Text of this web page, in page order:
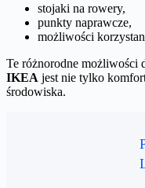
stojaki na rowery,
punkty naprawcze,
możliwości
Te różnorodne możliwości
IKEA jest nie tylko
środowiska.